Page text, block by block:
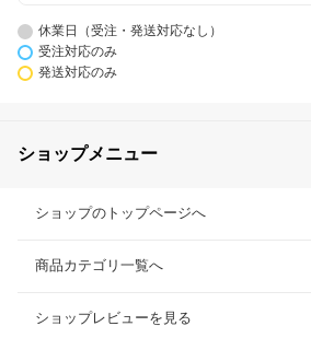
休業日（受注・発送対応なし）
受注対応のみ
発送対応のみ
ショップメニュー
ショップのトップページへ
商品カテゴリ一覧へ
ショップレビューを見る